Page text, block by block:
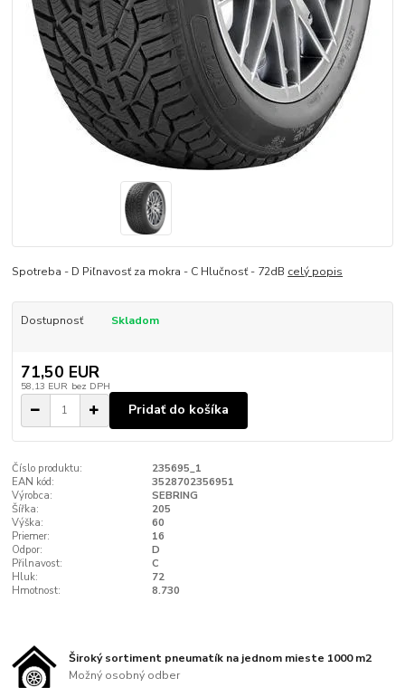
Spotreba - D Piľnavosť za mokra - C Hlučnosť - 72dB celý popis
Dostupnosť Skladom
71,50 EUR
58,13 EUR bez DPH
Pridať do košíka
Číslo produktu:
235695_1
EAN kód:
3528702356951
Výrobca:
SEBRING
Šířka:
205
Výška:
60
Priemer:
16
Odpor:
D
Přilnavost:
C
Hluk:
72
Hmotnost:
8.730
Široký sortiment pneumatík na jednom mieste 1000 m2
Možný osobný odber